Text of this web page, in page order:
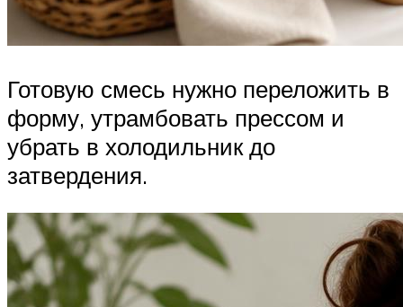
Готовую смесь нужно переложить в
форму, утрамбовать прессом и
убрать в холодильник до
затвердения.